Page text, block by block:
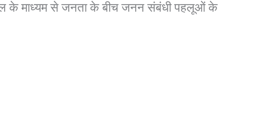
के माध्यम से जनता के बीच जनन संबंधी पहलूओं के